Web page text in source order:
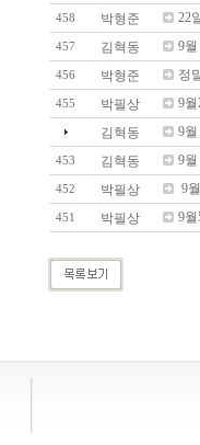
458 박형준 22
457 김혁동 9
456 박형준 정
455 박필상
9
김혁동
9
453 김혁동 9
452 박필상 9
451 박필상 9